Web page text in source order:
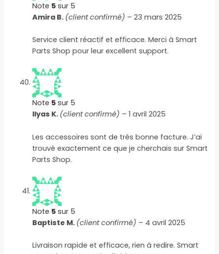
Note 5 sur 5
Amira B. (client confirmé) – 23 mars 2025
Service client réactif et efficace. Merci à Smart
Parts Shop pour leur excellent support.
Note 5 sur 5
Ilyas K. (client confirmé) – 1 avril 2025
Les accessoires sont de très bonne facture. J’ai
trouvé exactement ce que je cherchais sur Smart
Parts Shop.
Note 5 sur 5
Baptiste M. (client confirmé) – 4 avril 2025
Livraison rapide et efficace, rien à redire. Smart